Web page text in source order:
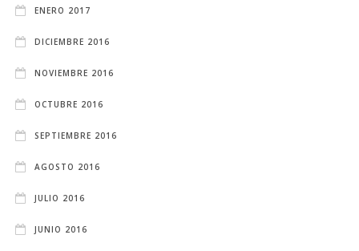
ENERO 2017
DICIEMBRE 2016
NOVIEMBRE 2016
OCTUBRE 2016
SEPTIEMBRE 2016
AGOSTO 2016
JULIO 2016
JUNIO 2016